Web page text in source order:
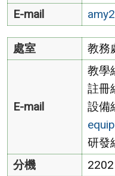
E-mail
處室 教務
E-mail
教學
註冊
設備
研發
分機